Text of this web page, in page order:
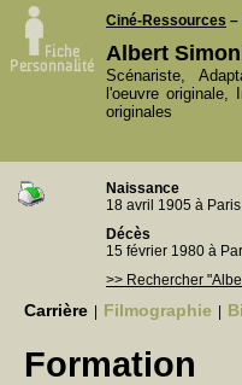
Ciné-Ressources –
Albert
Scénariste,
l'oeuvre originale,
originales
Naissance
18 avril 1905 à
Décès
15 février 1980 à
>> Rechercher
Carrière Filmographie
Formation